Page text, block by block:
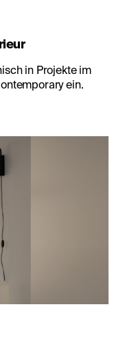
in Projekte im
ein.